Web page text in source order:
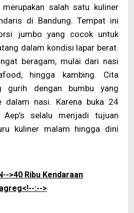
merupakan salah satu kuliner
di Bandung. Tempat ini
jumbo yang cocok untuk
dalam kondisi lapar berat.
beragam, mulai dari nasi
hingga kambing. Cita
gurih dengan bumbu yang
dalam nasi. Karena buka 24
selalu menjadi tujuan
kuliner malam hingga dini
>40 Ribu Kendaraan
:-->